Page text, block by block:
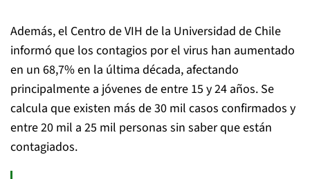
Además, el Centro de VIH de la Universidad de Chile
informó que los contagios por el virus han aumentado
en un 68,7% en la última década, afectando
principalmente a jóvenes de entre 15 y 24 años. Se
calcula que existen más de 30 mil casos confirmados y
entre 20 mil a 25 mil personas sin saber que están
contagiados.